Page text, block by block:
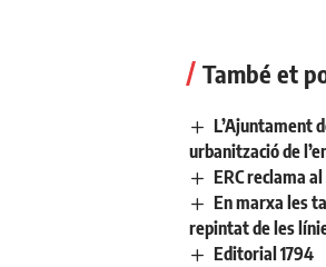
També et
L’Ajuntament
urbanització de
ERC reclama
En marxa les
repintat de les
Editorial 1794